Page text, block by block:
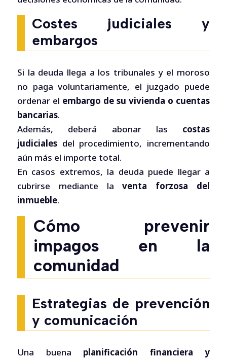
Costes judiciales y
embargos
Si la deuda llega a los tribunales y el moroso
no paga voluntariamente, el juzgado puede
ordenar el embargo de su vivienda o cuentas
bancarias.
Además, deberá abonar las costas
judiciales del procedimiento, incrementando
aún más el importe total.
En casos extremos, la deuda puede llegar a
cubrirse mediante laventa forzosa del
inmueble.
Cómo prevenir
impagos en la
comunidad
Estrategias de prevención
y comunicación
Una buena planificación financiera y